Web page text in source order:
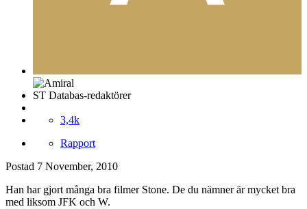
ST Databas-redaktörer
3,4k
Rapport
Postad 7 November, 2010
Han har gjort många bra filmer Stone. De du nämner är mycket bra
med liksom JFK och W.